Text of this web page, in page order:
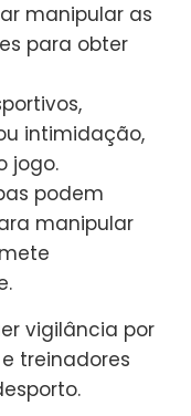
manipular as
para obter
intimidação,
jogo.
podem
manipular
vigilância por
treinadores